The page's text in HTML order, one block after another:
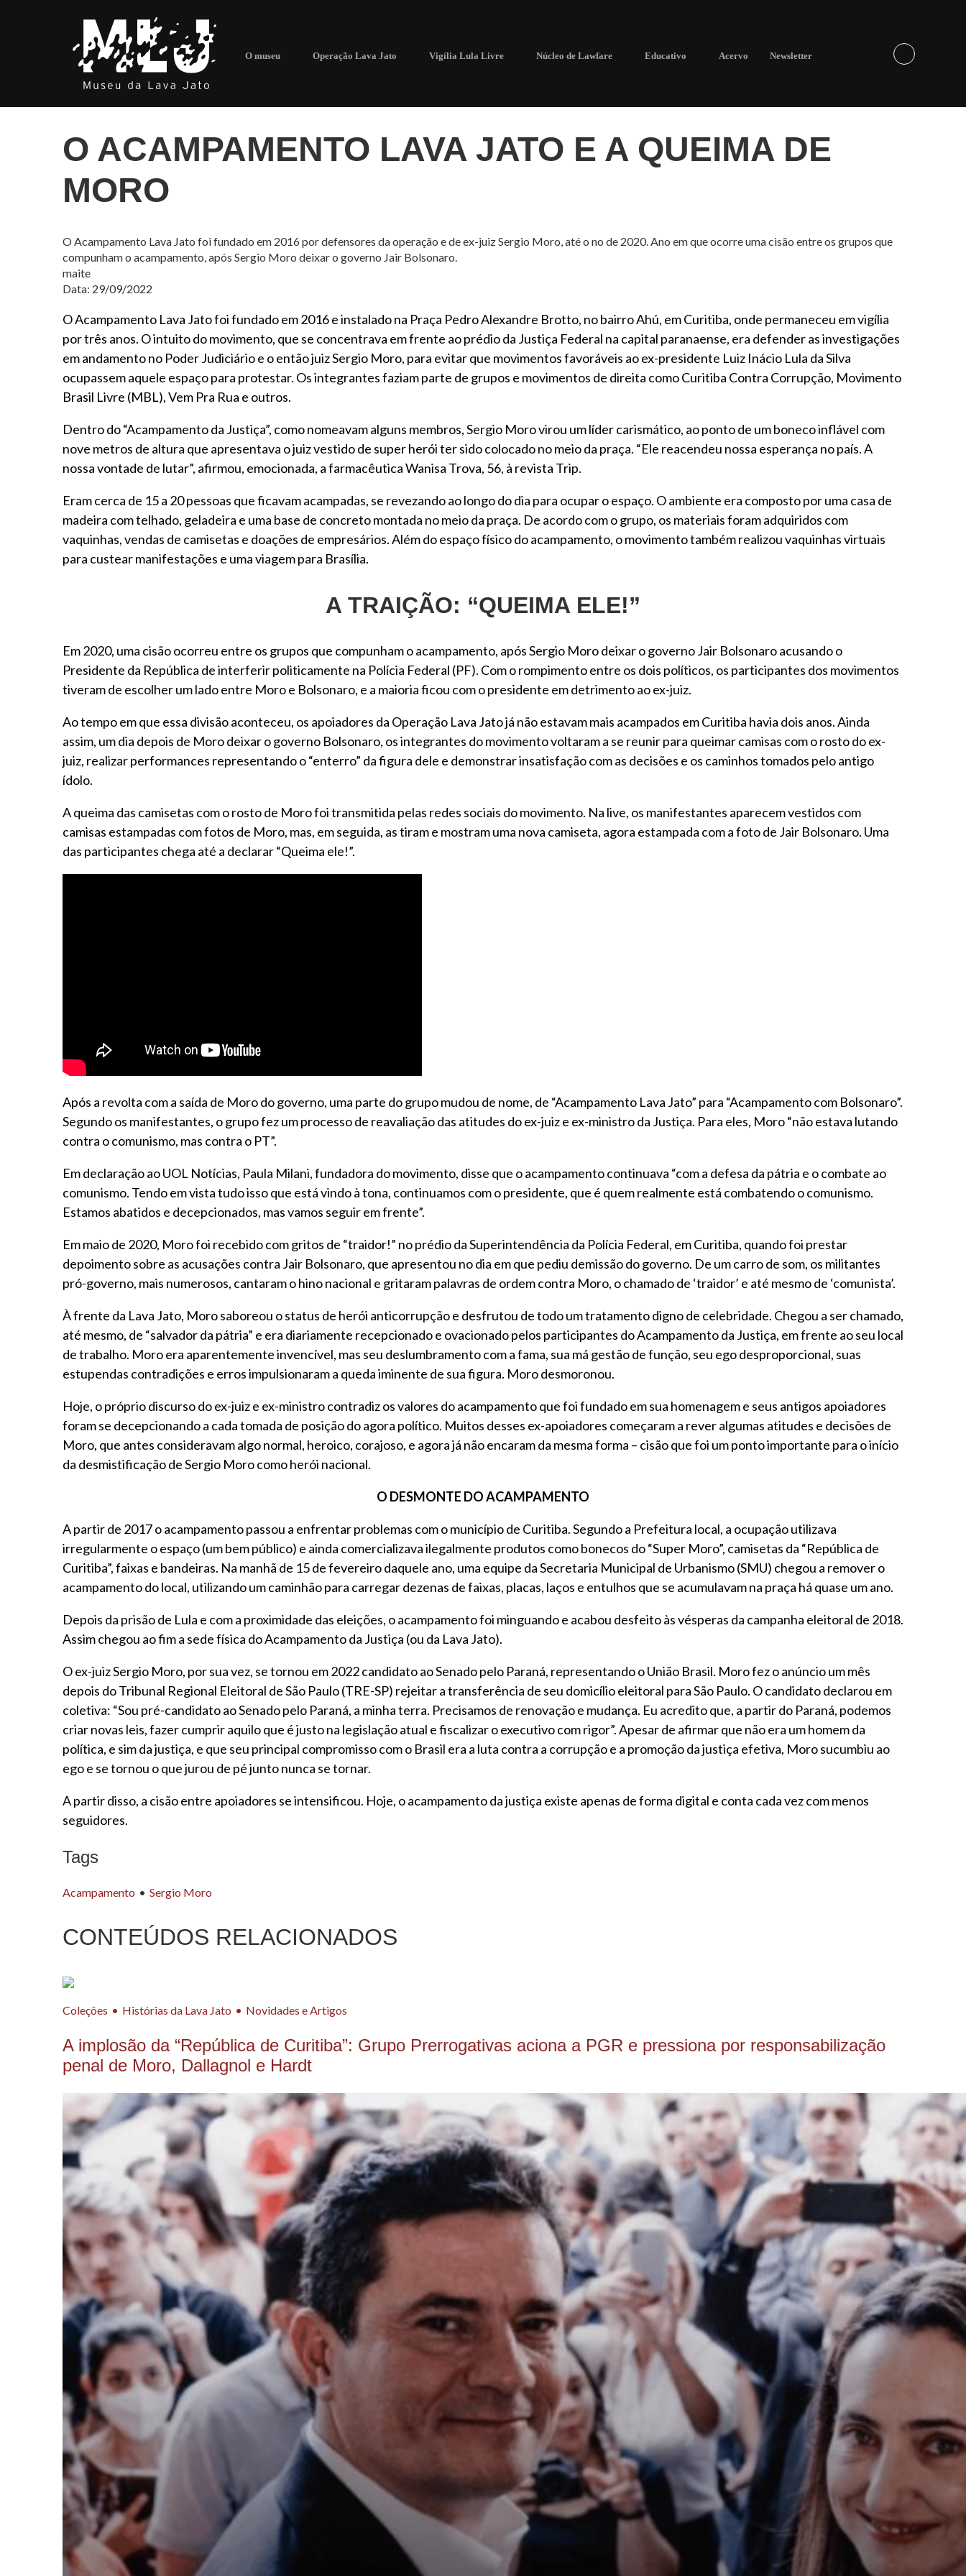
O museu Operação Lava Jato Vigília Lula Livre Núcleo de Lawfare Educativo Acervo Newsletter
O ACAMPAMENTO LAVA JATO E A QUEIMA DE
MORO
O Acampamento Lava Jato foi fundado em 2016 por defensores da operação e de ex-juiz Sergio Moro, até o no de 2020. Ano em que ocorre uma cisão entre os grupos que
compunham o acampamento, após Sergio Moro deixar o governo Jair Bolsonaro.
maite
Data: 29/09/2022
O Acampamento Lava Jato foi fundado em 2016 e instalado na Praça Pedro Alexandre Brotto, no bairro Ahú, em Curitiba, onde permaneceu em vigília
por três anos. O intuito do movimento, que se concentrava em frente ao prédio da Justiça Federal na capital paranaense, era defender as investigações
em andamento no Poder Judiciário e o então juiz Sergio Moro, para evitar que movimentos favoráveis ao ex-presidente Luiz Inácio Lula da Silva
ocupassem aquele espaço para protestar. Os integrantes faziam parte de grupos e movimentos de direita como Curitiba Contra Corrupção, Movimento
Brasil Livre (MBL), Vem Pra Rua e outros.
Dentro do “Acampamento da Justiça”, como nomeavam alguns membros, Sergio Moro virou um líder carismático, ao ponto de um boneco inflável com
nove metros de altura que apresentava o juiz vestido de super herói ter sido colocado no meio da praça. “Ele reacendeu nossa esperança no país. A
nossa vontade de lutar”, afirmou, emocionada, a farmacêutica Wanisa Trova, 56, à revista Trip.
Eram cerca de 15 a 20 pessoas que ficavam acampadas, se revezando ao longo do dia para ocupar o espaço. O ambiente era composto por uma casa de
madeira com telhado, geladeira e uma base de concreto montada no meio da praça. De acordo com o grupo, os materiais foram adquiridos com
vaquinhas, vendas de camisetas e doações de empresários. Além do espaço físico do acampamento, o movimento também realizou vaquinhas virtuais
para custear manifestações e uma viagem para Brasília.
A TRAIÇÃO: “QUEIMA ELE!”
Em 2020, uma cisão ocorreu entre os grupos que compunham o acampamento, após Sergio Moro deixar o governo Jair Bolsonaro acusando o
Presidente da República de interferir politicamente na Polícia Federal (PF). Com o rompimento entre os dois políticos, os participantes dos movimentos
tiveram de escolher um lado entre Moro e Bolsonaro, e a maioria ficou com o presidente em detrimento ao ex-juiz.
Ao tempo em que essa divisão aconteceu, os apoiadores da Operação Lava Jato já não estavam mais acampados em Curitiba havia dois anos. Ainda
assim, um dia depois de Moro deixar o governo Bolsonaro, os integrantes do movimento voltaram a se reunir para queimar camisas com o rosto do ex-
juiz, realizar performances representando o “enterro” da figura dele e demonstrar insatisfação com as decisões e os caminhos tomados pelo antigo
ídolo.
A queima das camisetas com o rosto de Moro foi transmitida pelas redes sociais do movimento. Na live, os manifestantes aparecem vestidos com
camisas estampadas com fotos de Moro, mas, em seguida, as tiram e mostram uma nova camiseta, agora estampada com a foto de Jair Bolsonaro. Uma
das participantes chega até a declarar “Queima ele!”.
Após a revolta com a saída de Moro do governo, uma parte do grupo mudou de nome, de “Acampamento Lava Jato” para “Acampamento com Bolsonaro”.
Segundo os manifestantes, o grupo fez um processo de reavaliação das atitudes do ex-juiz e ex-ministro da Justiça. Para eles, Moro “não estava lutando
contra o comunismo, mas contra o PT”.
Em declaração ao UOL Notícias, Paula Milani, fundadora do movimento, disse que o acampamento continuava “com a defesa da pátria e o combate ao
comunismo. Tendo em vista tudo isso que está vindo à tona, continuamos com o presidente, que é quem realmente está combatendo o comunismo.
Estamos abatidos e decepcionados, mas vamos seguir em frente”.
Em maio de 2020, Moro foi recebido com gritos de “traidor!” no prédio da Superintendência da Polícia Federal, em Curitiba, quando foi prestar
depoimento sobre as acusações contra Jair Bolsonaro, que apresentou no dia em que pediu demissão do governo. De um carro de som, os militantes
pró-governo, mais numerosos, cantaram o hino nacional e gritaram palavras de ordem contra Moro, o chamado de ‘traidor’ e até mesmo de ‘comunista’.
À frente da Lava Jato, Moro saboreou o status de herói anticorrupção e desfrutou de todo um tratamento digno de celebridade. Chegou a ser chamado,
até mesmo, de “salvador da pátria” e era diariamente recepcionado e ovacionado pelos participantes do Acampamento da Justiça, em frente ao seu local
de trabalho. Moro era aparentemente invencível, mas seu deslumbramento com a fama, sua má gestão de função, seu ego desproporcional, suas
estupendas contradições e erros impulsionaram a queda iminente de sua figura. Moro desmoronou.
Hoje, o próprio discurso do ex-juiz e ex-ministro contradiz os valores do acampamento que foi fundado em sua homenagem e seus antigos apoiadores
foram se decepcionando a cada tomada de posição do agora político. Muitos desses ex-apoiadores começaram a rever algumas atitudes e decisões de
Moro, que antes consideravam algo normal, heroico, corajoso, e agora já não encaram da mesma forma – cisão que foi um ponto importante para o início
da desmistificação de Sergio Moro como herói nacional.
O DESMONTE DO ACAMPAMENTO
A partir de 2017 o acampamento passou a enfrentar problemas com o município de Curitiba. Segundo a Prefeitura local, a ocupação utilizava
irregularmente o espaço (um bem público) e ainda comercializava ilegalmente produtos como bonecos do “Super Moro”, camisetas da “República de
Curitiba”, faixas e bandeiras. Na manhã de 15 de fevereiro daquele ano, uma equipe da Secretaria Municipal de Urbanismo (SMU) chegou a remover o
acampamento do local, utilizando um caminhão para carregar dezenas de faixas, placas, laços e entulhos que se acumulavam na praça há quase um ano.
Depois da prisão de Lula e com a proximidade das eleições, o acampamento foi minguando e acabou desfeito às vésperas da campanha eleitoral de 2018.
Assim chegou ao fim a sede física do Acampamento da Justiça (ou da Lava Jato).
O ex-juiz Sergio Moro, por sua vez, se tornou em 2022 candidato ao Senado pelo Paraná, representando o União Brasil. Moro fez o anúncio um mês
depois do Tribunal Regional Eleitoral de São Paulo (TRE-SP) rejeitar a transferência de seu domicílio eleitoral para São Paulo. O candidato declarou em
coletiva: “Sou pré-candidato ao Senado pelo Paraná, a minha terra. Precisamos de renovação e mudança. Eu acredito que, a partir do Paraná, podemos
criar novas leis, fazer cumprir aquilo que é justo na legislação atual e fiscalizar o executivo com rigor”. Apesar de afirmar que não era um homem da
política, e sim da justiça, e que seu principal compromisso com o Brasil era a luta contra a corrupção e a promoção da justiça efetiva, Moro sucumbiu ao
ego e se tornou o que jurou de pé junto nunca se tornar.
A partir disso, a cisão entre apoiadores se intensificou. Hoje, o acampamento da justiça existe apenas de forma digital e conta cada vez com menos
seguidores.
Tags
Acampamento Sergio Moro
CONTEÚDOS RELACIONADOS
Coleções Histórias da Lava Jato Novidades e Artigos
A implosão da “República de Curitiba”: Grupo Prerrogativas aciona a PGR e pressiona por responsabilização
penal de Moro, Dallagnol e Hardt